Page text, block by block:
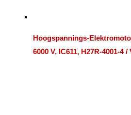
Hoogspannings-
6000 V, IC611, H27R-4001-4